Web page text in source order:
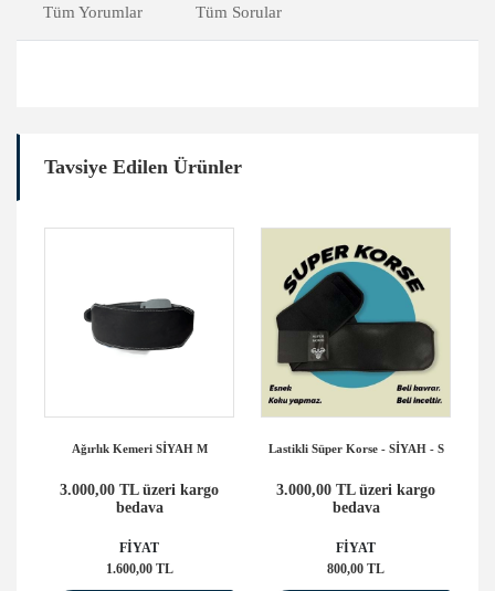
Tüm Yorumlar Tüm Sorular
Tavsiye Edilen Ürünler
Ağırlık Kemeri SİYAH M
3.000,00 TL üzeri kargo
bedava
FİYAT
1.600,00 TL
Lastikli Süper Korse - SİYAH - S
3.000,00 TL üzeri kargo
bedava
FİYAT
800,00 TL